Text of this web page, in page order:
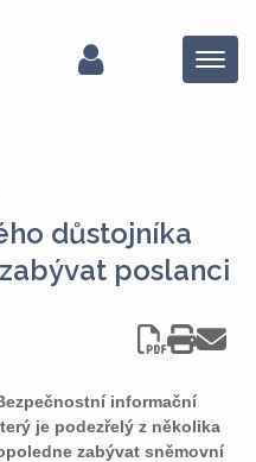
Menu
důstojníka
poslanci
informační
je podezřelý z několika
zabývat sněmovní